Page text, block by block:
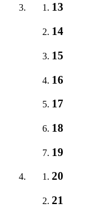
13
14
15
16
17
18
19
20
21